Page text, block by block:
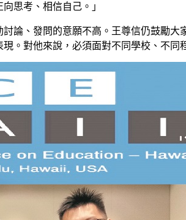
思考、相信自己。」
論、發問的意願不高。王尊信仍鼓勵
。對他來說，必須面對不同學校、不同